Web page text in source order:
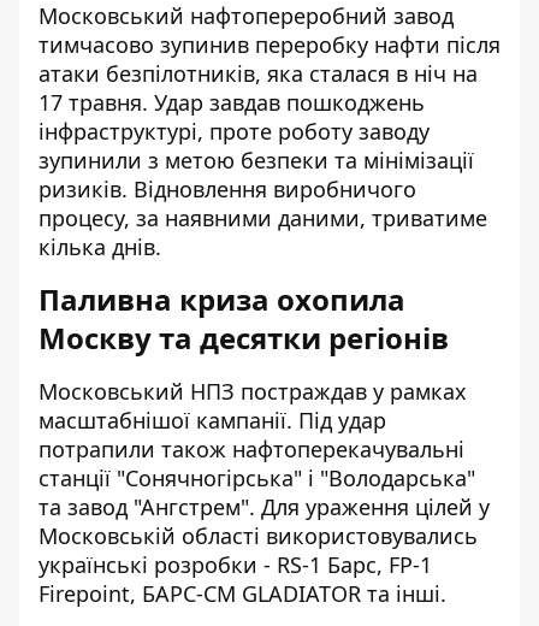
Московський нафтопереробний завод
тимчасово зупинив переробку нафти після
атаки безпілотників, яка сталася в ніч на
17 травня. Удар завдав пошкоджень
інфраструктурі, проте роботу заводу
зупинили з метою безпеки та мінімізації
ризиків. Відновлення виробничого
процесу, за наявними даними, триватиме
кілька днів.
Паливна криза охопила
Москву та десятки регіонів
Московський НПЗ постраждав у рамках
масштабнішої кампанії. Під удар
потрапили також нафтоперекачувальні
станції "Сонячногірська" і "Володарська"
та завод "Ангстрем". Для ураження цілей у
Московській області використовувались
українські розробки - RS-1 Барс, FP-1
Firepoint, БАРС-СМ GLADIATOR та інші.